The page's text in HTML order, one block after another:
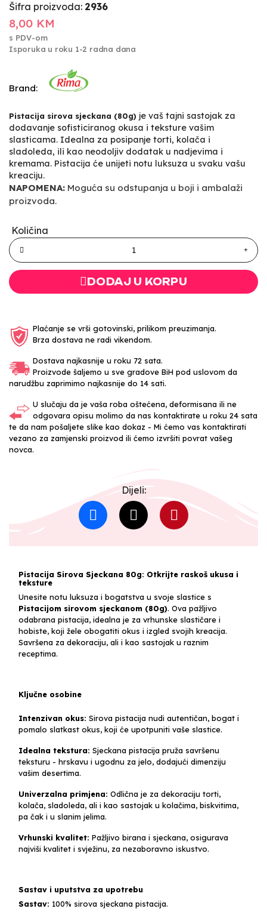
Šifra proizvoda: 2936
8,00 KM
s PDV-om
Isporuka u roku 1-2 radna dana
Brand:
Pistacija sirova sjeckana (80g) je vaš tajni sastojak za
dodavanje sofisticiranog okusa i teksture vašim
slasticama. Idealna za posipanje torti, kolača i
sladoleda, ili kao neodoljiv dodatak u nadjevima i
kremama. Pistacija će unijeti notu luksuza u svaku vašu
kreaciju.
NAPOMENA: Moguća su odstupanja u boji i ambalaži
proizvoda.
Količina
DODAJ U KORPU
Plaćanje se vrši gotovinski, prilikom preuzimanja.
Brza dostava ne radi vikendom.
Dostava najkasnije u roku 72 sata.
Proizvode šaljemo u sve gradove BiH pod uslovom da
narudžbu zaprimimo najkasnije do 14 sati.
U slučaju da je vaša roba oštećena, deformisana ili ne
odgovara opisu molimo da nas kontaktirate u roku 24 sata
te da nam pošaljete slike kao dokaz - Mi ćemo vas kontaktirati
vezano za zamjenski proizvod ili ćemo izvršiti povrat vašeg
novca.
Dijeli:
Pistacija Sirova Sjeckana 80g: Otkrijte raskoš ukusa i
teksture
Unesite notu luksuza i bogatstva u svoje slastice s
Pistacijom sirovom sjeckanom (80g). Ova pažljivo
odabrana pistacija, idealna je za vrhunske slastičare i
hobiste, koji žele obogatiti okus i izgled svojih kreacija.
Savršena za dekoraciju, ali i kao sastojak u raznim
receptima.
Ključne osobine
Intenzivan okus: Sirova pistacija nudi autentičan, bogat i
pomalo slatkast okus, koji će upotpuniti vaše slastice.
Idealna tekstura: Sjeckana pistacija pruža savršenu
teksturu - hrskavu i ugodnu za jelo, dodajući dimenziju
vašim desertima.
Univerzalna primjena: Odlična je za dekoraciju torti,
kolača, sladoleda, ali i kao sastojak u kolačima, biskvitima,
pa čak i u slanim jelima.
Vrhunski kvalitet: Pažljivo birana i sjeckana, osigurava
najviši kvalitet i svježinu, za nezaboravno iskustvo.
Sastav i uputstva za upotrebu
Sastav: 100% sirova sjeckana pistacija.